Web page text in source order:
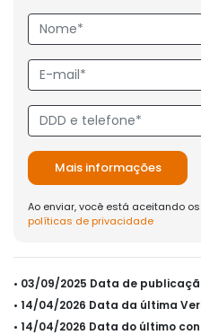
Mais informações
Ao enviar, você está aceitando os
políticas de privacidade
• 03/09/2025 Data de
• 14/04/2026 Data da última
• 14/04/2026 Data do último